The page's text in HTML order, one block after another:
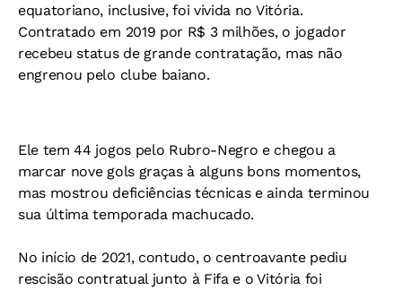
equatoriano, inclusive, foi vivida no Vitória.
Contratado em 2019 por R$ 3 milhões, o jogador
recebeu status de grande contratação, mas não
engrenou pelo clube baiano.
Ele tem 44 jogos pelo Rubro-Negro e chegou a
marcar nove gols graças à alguns bons momentos,
mas mostrou deficiências técnicas e ainda terminou
sua última temporada machucado.
No início de 2021, contudo, o centroavante pediu
rescisão contratual junto à Fifa e o Vitória foi